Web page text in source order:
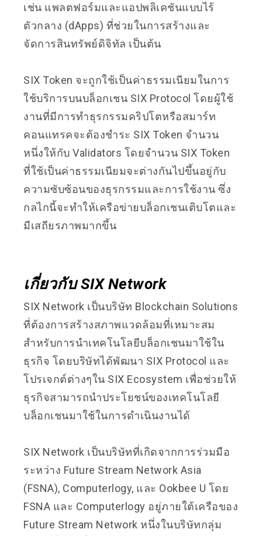
เช่น แพลตฟอร์มและแอปพลิเคชันแบบไร้
ตัวกลาง (dApps) ที่ช่วยในการสร้างและ
จัดการสินทรัพย์ดิจิทัล เป็นต้น
SIX Token จะถูกใช้เป็นค่าธรรมเนียมในการ
ใช้บริการบนบล็อกเชน SIX Protocol โดยผู้ใช้
งานที่มีการทำธุรกรรมคริปโตหรือสมาร์ท
คอนแทรคจะต้องชำระ SIX Token จำนวน
หนึ่งให้กับ Validators โดยจำนวน SIX Token
ที่ใช้เป็นค่าธรรมเนียมจะต่างกันไปขึ้นอยู่กับ
ความซับซ้อนของธุรกรรมและการใช้งาน ซึ่ง
กลไกนี้จะทำให้เครือข่ายบล็อกเชนเติบโตและ
มีเสถียรภาพมากขึ้น
เกี่ยวกับ SIX Network
SIX Network เป็นบริษัท Blockchain Solutions
ที่ต้องการสร้างสภาพแวดล้อมที่เหมาะสม
สำหรับการนำเทคโนโลยีบล็อกเชนมาใช้ใน
ธุรกิจ โดยบริษัทได้พัฒนา SIX Protocol และ
โปรเจกต์ต่างๆใน SIX Ecosystem เพื่อช่วยให้
ธุรกิจสามารถนำประโยชน์ของเทคโนโลยี
บล็อกเชนมาใช้ในการดำเนินงานได้
SIX Network เป็นบริษัทที่เกิดจากการร่วมมือ
ระหว่าง Future Stream Network Asia
(FSNA), Computerlogy, และ Ookbee U โดย
FSNA และ Computerlogy อยู่ภายใต้เครือของ
Future Stream Network หนึ่งในบริษัทกลุ่ม